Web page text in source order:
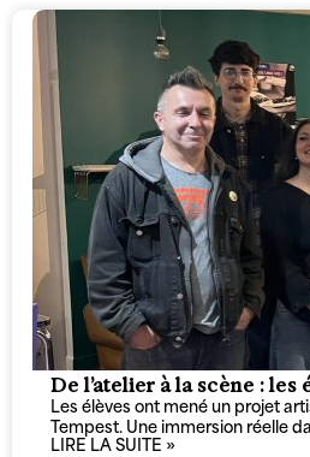
De l’atelier à la scène :
Les élèves ont mené un projet
Tempest. Une immersion réelle
LIRE LA SUITE »